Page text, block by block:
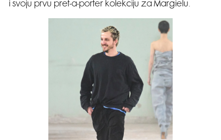
i svoju prvu pret-a-porter kolekciju za Margielu.